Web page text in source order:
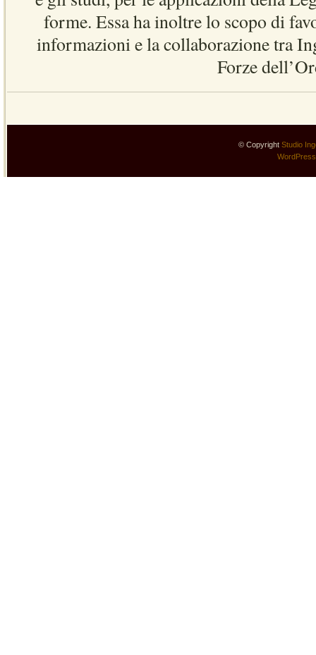
forme. Essa ha inoltre lo scopo di
informazioni e la collaborazione tra
Forze
© Copyright Studio
WordPress